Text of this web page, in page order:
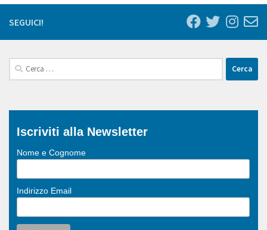
SEGUICI!
Ricerca
per:
Iscriviti alla Newsletter
Nome e Cognome
Indirizzo Email